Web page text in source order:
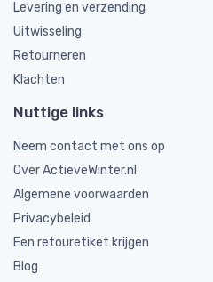
Levering en verzending
Uitwisseling
Retourneren
Klachten
Nuttige links
Neem contact met ons op
Over ActieveWinter.nl
Algemene voorwaarden
Privacybeleid
Een retouretiket krijgen
Blog